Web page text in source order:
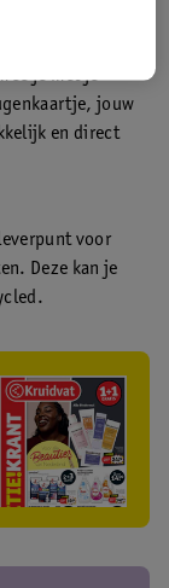
je met je
jouw
en direct
voor
Deze kan je